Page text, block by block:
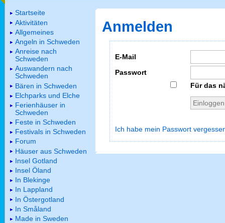
Anmelden
E-Mail
Passwort
Für das
Ich habe mein Passwort
Startseite
Aktivitäten
Allgemeines
Angeln in Schweden
Anreise nach
Schweden
Auswandern nach
Schweden
Bären in Schweden
Elchparks und Elche
Ferienhäuser in
Schweden
Feste in Schweden
Festivals in Schweden
Forum
Häuser aus Schweden
Insel Gotland
Insel Öland
In Blekinge
In Lappland
In Östergotland
In Småland
Made in Sweden